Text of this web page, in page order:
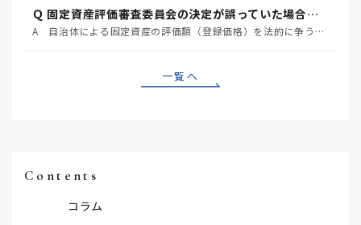
Ｑ 固定資産評価審査委員会の決定が誤っていた場合、自治体は賠償責任を負うか？
A 自治体による固定資産の評価額（登録価格）を法的に争うには、まずはその自治体の固定資産評価審査委員…
一覧へ
Contents
コラム